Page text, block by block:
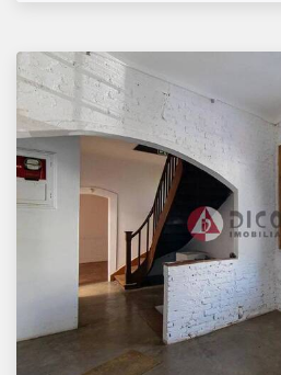
SOBRADO À VENDA COM
SÃO PAULO SP.
Venda
Bela Vista